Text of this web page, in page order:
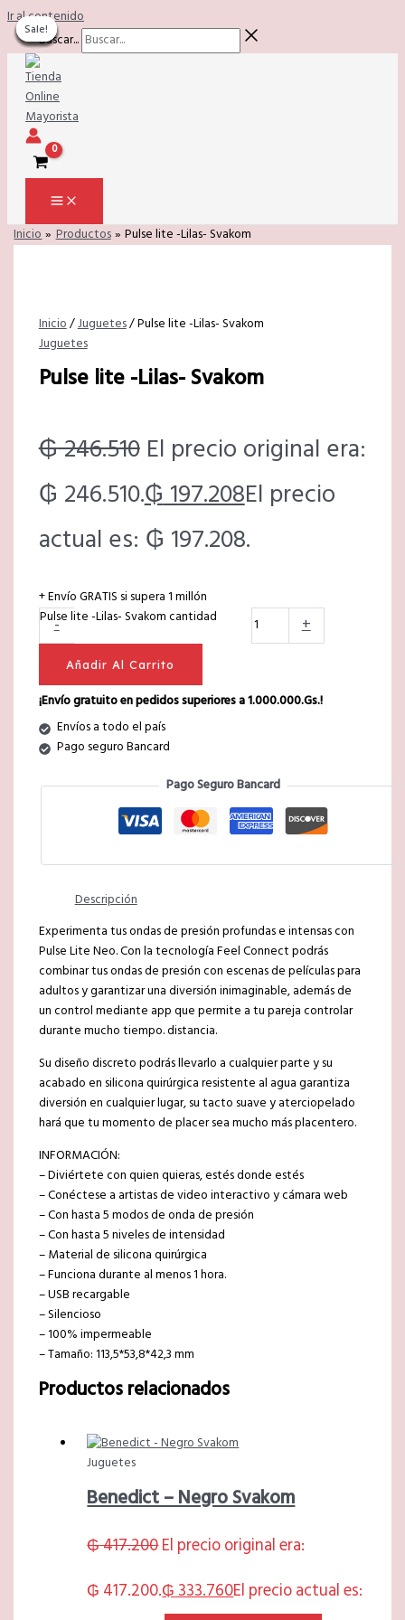
Ir al contenido
Buscar...
Inicio Productos Pulse lite -Lilas- Svakom
Sale!
Inicio/Juguetes/ Pulse lite -Lilas- Svakom
Juguetes
Pulse lite -Lilas- Svakom
₲246.510 El precio original era:
₲ 246.510.₲197.208El precio
actual es: ₲ 197.208.
+ Envío GRATIS si supera 1 millón
-
Pulse lite -Lilas- Svakom cantidad +
Añadir Al Carrito
¡Envío gratuito en pedidos superiores a 1.000.000.Gs.!
Envíos a todo el país
Pago seguro Bancard
Pago Seguro Bancard
Descripción
Experimenta tus ondas de presión profundas e intensas con
Pulse Lite Neo. Con la tecnología Feel Connect podrás
combinar tus ondas de presión con escenas de películas para
adultos y garantizar una diversión inimaginable, además de
un control mediante app que permite a tu pareja controlar
durante mucho tiempo. distancia.
Su diseño discreto podrás llevarlo a cualquier parte y su
acabado en silicona quirúrgica resistente al agua garantiza
diversión en cualquier lugar, su tacto suave y aterciopelado
hará que tu momento de placer sea mucho más placentero.
INFORMACIÓN:
– Diviértete con quien quieras, estés donde estés
– Conéctese a artistas de video interactivo y cámara web
– Con hasta 5 modos de onda de presión
– Con hasta 5 niveles de intensidad
– Material de silicona quirúrgica
– Funciona durante al menos 1 hora.
– USB recargable
– Silencioso
– 100% impermeable
– Tamaño: 113,5*53,8*42,3 mm
Productos relacionados
Sale!
Sale!
Juguetes
Benedict – Negro Svakom
₲417.200El precio original era:
₲ 417.200.₲333.760El precio actual es:
Sale!
Sale!
Sale!
Sale!
Sale!
Sale!